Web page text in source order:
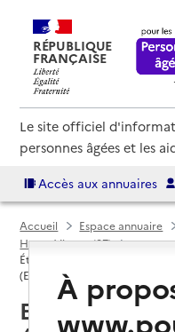
RÉPUBLIQUE
FRANÇAISE
Le site officiel
personnes âgées et les
Accès aux annuaires
Accueil Espace annuaire
Haute-Vienne (87)
Établissement d'hébergement
(EHPAD)
Eymoutiers
À